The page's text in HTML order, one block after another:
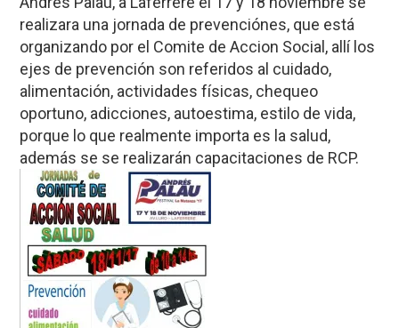
realizara una jornada de prevenciónes, que está
organizando por el Comite de Accion Social, allí los
ejes de prevención son referidos al cuidado,
alimentación, actividades físicas, chequeo
oportuno, adicciones, autoestima, estilo de vida,
porque lo que realmente importa es la salud,
además se se realizarán capacitaciones de RCP.